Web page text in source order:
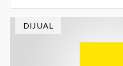
DIJUAL